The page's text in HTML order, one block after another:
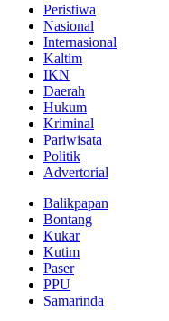
Peristiwa
Nasional
Internasional
Kaltim
IKN
Daerah
Hukum
Kriminal
Pariwisata
Politik
Advertorial
Balikpapan
Bontang
Kukar
Kutim
Paser
PPU
Samarinda